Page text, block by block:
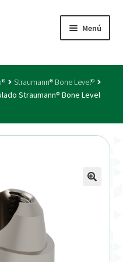
Menú
Straumann® Bone Level®
Straumann® Bone Level